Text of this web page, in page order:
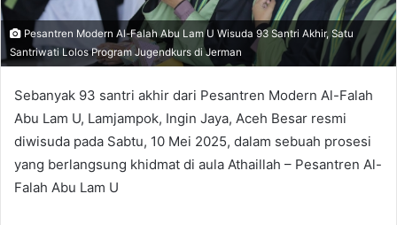
Pesantren Modern Al-Falah Abu Lam U Wisuda 93 Santri Akhir, Satu
Santriwati Lolos Program Jugendkurs di Jerman
Sebanyak 93 santri akhir dari Pesantren Modern Al-Falah
Abu Lam U, Lamjampok, Ingin Jaya, Aceh Besar resmi
diwisuda pada Sabtu, 10 Mei 2025, dalam sebuah prosesi
yang berlangsung khidmat di aula Athaillah – Pesantren Al-
Falah Abu Lam U